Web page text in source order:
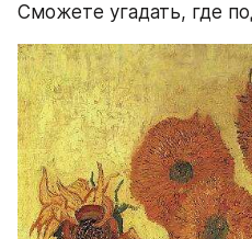
Сможете угадать, где